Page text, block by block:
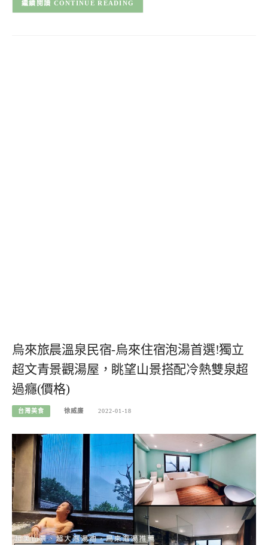
CONTINUE READING
烏來旅晨溫泉民宿-烏來住宿泡湯首選!獨立
超文青景觀湯屋，眺望山景搭配冷熱雙泉超
過癮(價格)
台灣美食 徐威廉 2022-01-18